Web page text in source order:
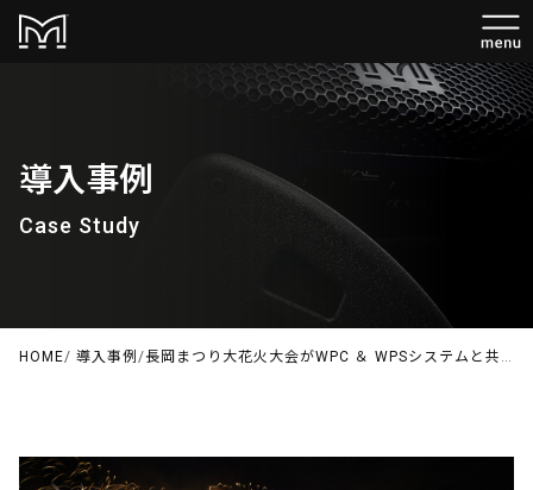
導入事例
Case Study
HOME/ 導入事例 /長岡まつり大花火大会がWPC ＆ WPSシステムと共に3年振りに開催